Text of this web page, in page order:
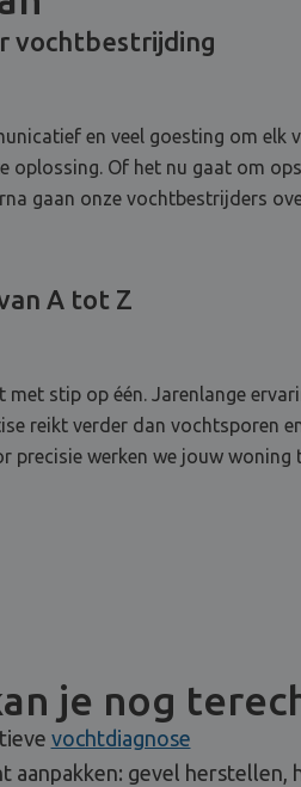
vochtbestrijding
en veel goesting om elk
oplossing. Of het nu gaat om
gaan onze vochtbestrijders
A tot Z
stip op één. Jarenlange
reikt verder dan vochtsporen
precisie werken we jouw
je nog
vochtdiagnose
aanpakken: gevel